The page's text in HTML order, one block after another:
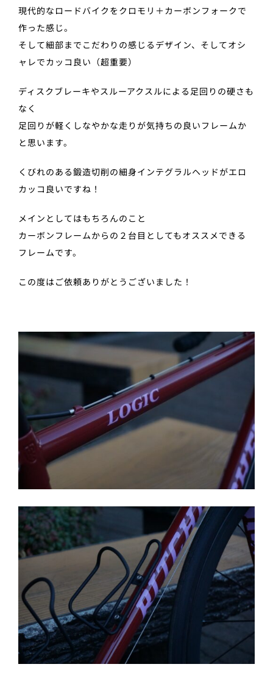
現代的なロードバイクをクロモリ＋カーボンフォークで
作った感じ。
そして細部までこだわりの感じるデザイン、そしてオシ
ャレでカッコ良い（超重要）
ディスクブレーキやスルーアクスルによる足回りの硬さも
なく
足回りが軽くしなやかな走りが気持ちの良いフレームか
と思います。
くびれのある鍛造切削の細身インテグラルヘッドがエロ
カッコ良いですね！
メインとしてはもちろんのこと
カーボンフレームからの２台目としてもオススメできる
フレームです。
この度はご依頼ありがとうございました！